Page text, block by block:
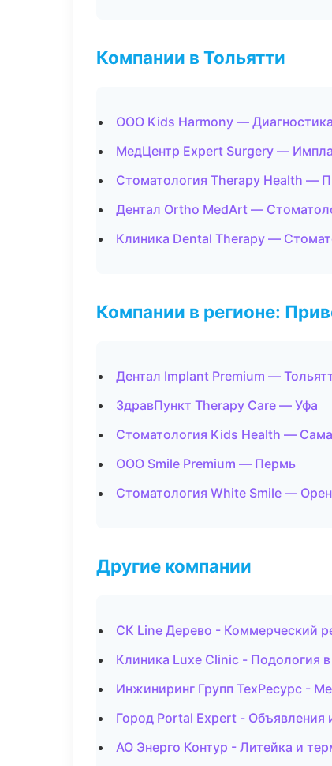
Компании в Тольятти
ООО Kids Harmony — Диагностика
МедЦентр Expert Surgery —
Стоматология Therapy Health —
Дентал Ortho MedArt —
Клиника Dental Therapy —
Компании в регионе:
Дентал Implant Premium —
ЗдравПункт Therapy Care — Уфа
Стоматология Kids Health —
ООО Smile Premium — Пермь
Стоматология White Smile —
Другие компании
СК Line Дерево - Коммерческий
Клиника Luxe Clinic - Подология
Инжиниринг Групп ТехРесурс -
Город Portal Expert - Объявления
АО Энерго Контур - Литейка и